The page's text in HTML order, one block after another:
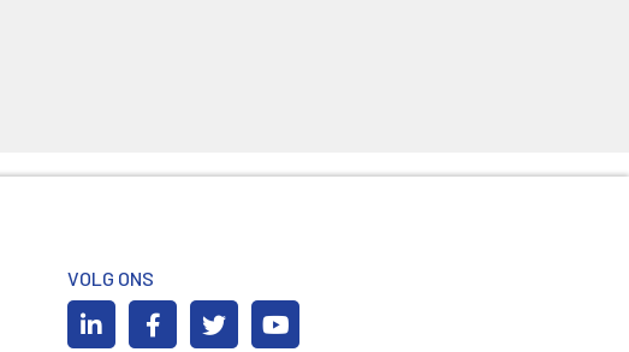
VOLG ONS